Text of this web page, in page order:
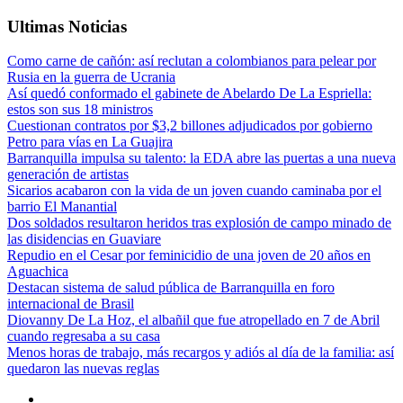
Ultimas Noticias
Como carne de cañón: así reclutan a colombianos para pelear por
Rusia en la guerra de Ucrania
Así quedó conformado el gabinete de Abelardo De La Espriella:
estos son sus 18 ministros
Cuestionan contratos por $3,2 billones adjudicados por gobierno
Petro para vías en La Guajira
Barranquilla impulsa su talento: la EDA abre las puertas a una nueva
generación de artistas
Sicarios acabaron con la vida de un joven cuando caminaba por el
barrio El Manantial
Dos soldados resultaron heridos tras explosión de campo minado de
las disidencias en Guaviare
Repudio en el Cesar por feminicidio de una joven de 20 años en
Aguachica
Destacan sistema de salud pública de Barranquilla en foro
internacional de Brasil
Diovanny De La Hoz, el albañil que fue atropellado en 7 de Abril
cuando regresaba a su casa
Menos horas de trabajo, más recargos y adiós al día de la familia: así
quedaron las nuevas reglas